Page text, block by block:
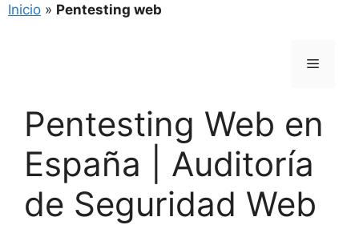
Inicio » Pentesting web
Menú
Pentesting Web en
España | Auditoría
de Seguridad Web